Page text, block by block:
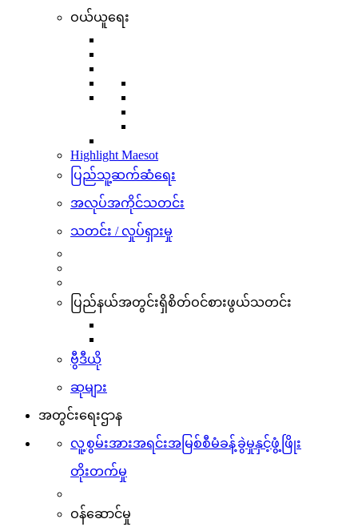
ဝယ်ယူရေး
Highlight Maesot
ပြည်သူ့ဆက်ဆံရေး
အလုပ်အကိုင်သတင်း
သတင်း / လှုပ်ရှားမှု
ပြည်နယ်အတွင်းရှိစိတ်ဝင်စားဖွယ်သတင်း
ဗွီဒီယို
ဆုများ
အတွင်းရေးဌာန
လူ့စွမ်းအားအရင်းအမြစ်စီမံခန့်ခွဲမှုနှင့်ဖွံ့ဖြိုး
တိုးတက်မှု
ဝန်ဆောင်မှု